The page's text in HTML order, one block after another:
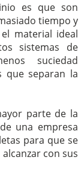
es que son
tiempo y
material ideal
sistemas de
suciedad
que separan la
parte de la
una empresa
para que se
con sus